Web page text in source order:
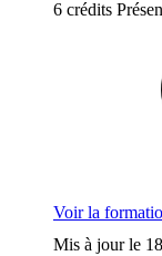
6 crédits
Voir la
Mis à jour le